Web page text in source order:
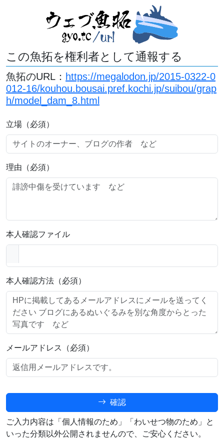
この魚拓を権利者として通報する
魚拓のURL： https://megalodon.jp/2015-0322-0
012-16/kouhou.bousai.pref.kochi.jp/suibou/grap
h/model_dam_8.html
立場（必須）
理由（必須）
本人確認ファイル
本人確認方法（必須）
メールアドレス（必須）
確認
ご入力内容は「個人情報のため」「わいせつ物のため」と
いった分類以外公開されませんので、ご安心ください。